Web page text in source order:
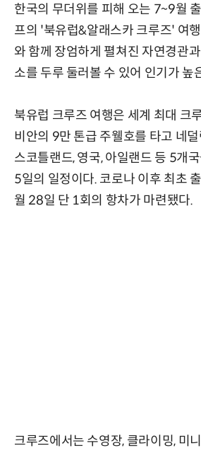
한국의 무더위를 피해 오는 7~9월
프의 '북유럽&알래스카 크루즈' 여
와 함께 장엄하게 펼쳐진 자연경관
소를 두루 둘러볼 수 있어 인기가 높
북유럽 크루즈 여행은 세계 최대 크
비안의 9만 톤급 주웰호를 타고 네
스코틀랜드, 영국, 아일랜드 등 5개
5일의 일정이다. 코로나 이후 최초
월 28일 단 1회의 항차가 마련됐다.
크루즈에서는 수영장, 클라이밍, 미